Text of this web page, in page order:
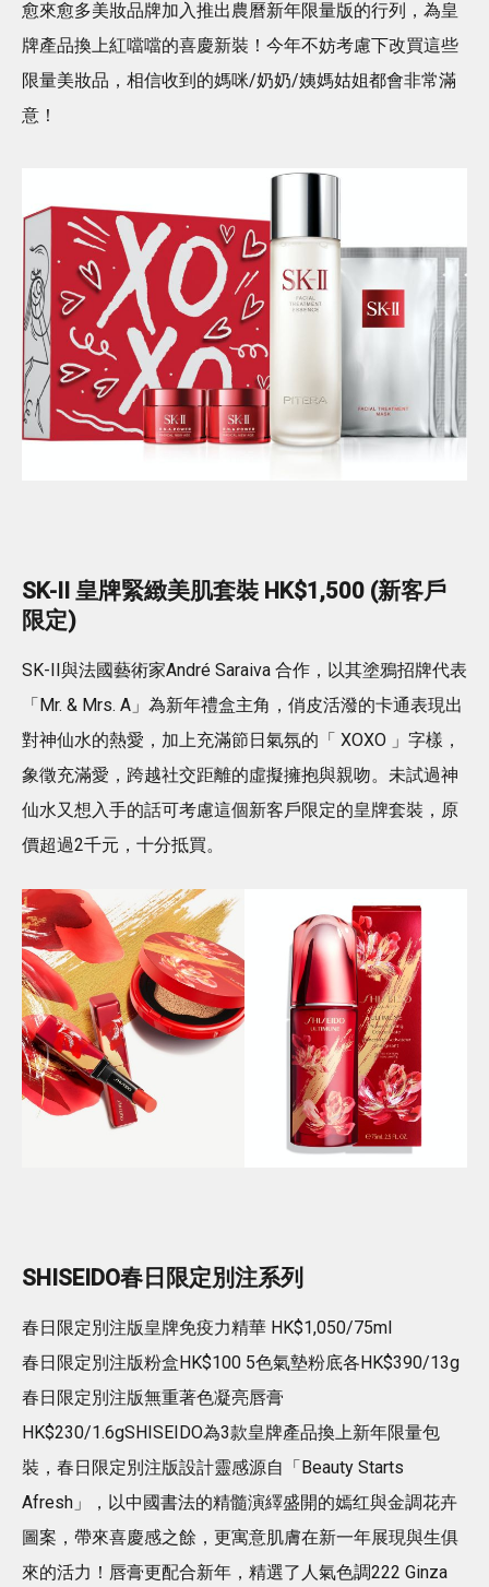
愈來愈多美妝品牌加入推出農曆新年限量版的行列，為皇
牌產品換上紅噹噹的喜慶新裝！今年不妨考慮下改買這些
限量美妝品，相信收到的媽咪/奶奶/姨媽姑姐都會非常滿
意！
SK-II 皇牌緊緻美肌套裝 HK$1,500 (新客戶
限定)
SK-II與法國藝術家André Saraiva 合作，以其塗鴉招牌代表
「Mr. & Mrs. A」為新年禮盒主角，俏皮活潑的卡通表現出
對神仙水的熱愛，加上充滿節日氣氛的「 XOXO 」字樣，
象徵充滿愛，跨越社交距離的虛擬擁抱與親吻。未試過神
仙水又想入手的話可考慮這個新客戶限定的皇牌套裝，原
價超過2千元，十分抵買。
SHISEIDO春日限定別注系列
春日限定別注版皇牌免疫力精華 HK$1,050/75ml
春日限定別注版粉盒HK$100 5色氣墊粉底各HK$390/13g
春日限定別注版無重著色凝亮唇膏
HK$230/1.6gSHISEIDO為3款皇牌產品換上新年限量包
裝，春日限定別注版設計靈感源自「Beauty Starts
Afresh」，以中國書法的精髓演繹盛開的嫣红與金調花卉
圖案，帶來喜慶感之餘，更寓意肌膚在新一年展現與生俱
來的活力！唇膏更配合新年，精選了人氣色調222 Ginza